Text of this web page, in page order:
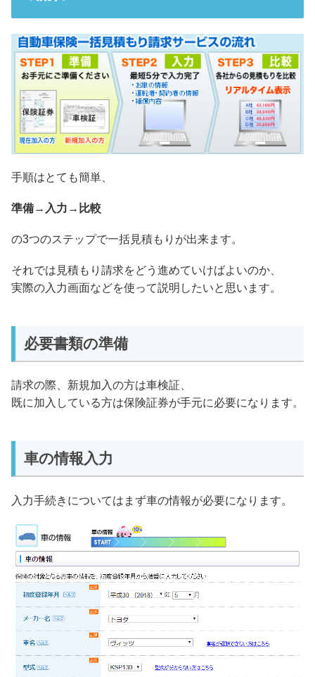
手順はとても簡単、
準備→入力→比較
の3つのステップで一括見積もりが出来ます。
それでは見積もり請求をどう進めていけばよいのか、
実際の入力画面などを使って説明したいと思います。
必要書類の準備
請求の際、新規加入の方は車検証、
既に加入している方は保険証券が手元に必要になります。
車の情報入力
入力手続きについてはまず車の情報が必要になります。